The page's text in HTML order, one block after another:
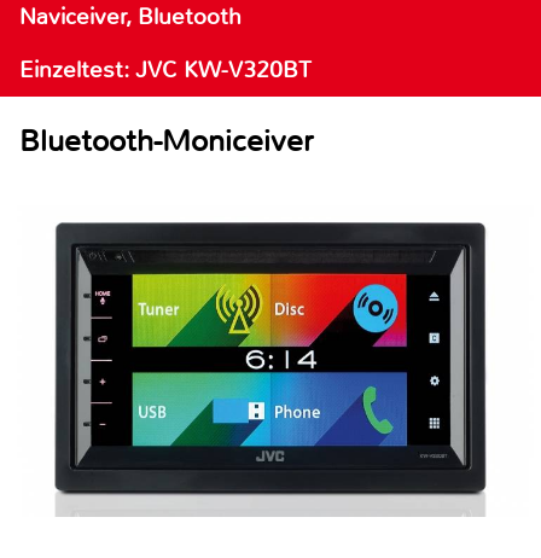
Naviceiver, Bluetooth
Einzeltest: JVC KW-V320BT
Bluetooth-Moniceiver